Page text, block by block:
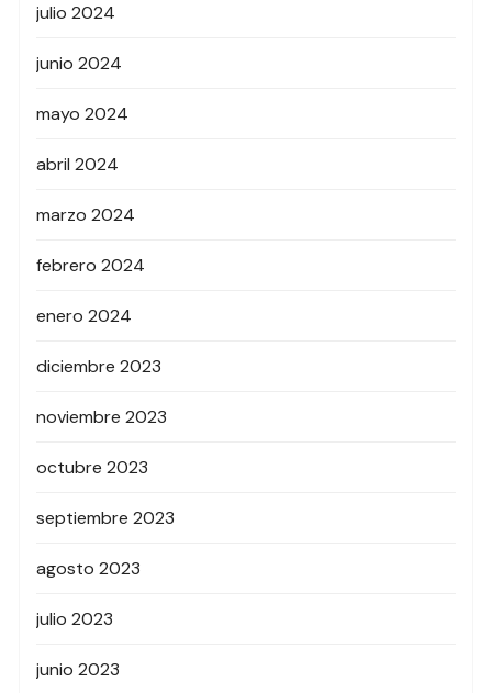
julio 2024
junio 2024
mayo 2024
abril 2024
marzo 2024
febrero 2024
enero 2024
diciembre 2023
noviembre 2023
octubre 2023
septiembre 2023
agosto 2023
julio 2023
junio 2023